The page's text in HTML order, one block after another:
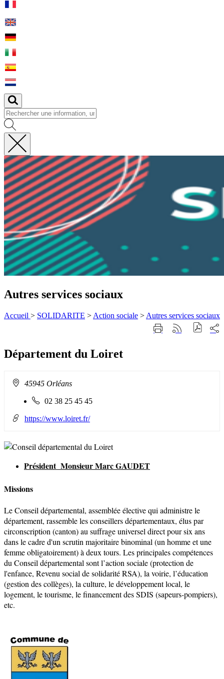
Fermer
la
recherche
Autres services sociaux
Accueil > SOLIDARITE > Action sociale > Autres services sociaux
ImprimerGénérer
sur
Département du Loiret
Adresse45945 Orléans
Téléphone
:
02 38 25 45 45
https://www.loiret.fr/
Président Monsieur Marc GAUDET
Missions
Le Conseil départemental, assemblée élective qui administre le
département, rassemble les conseillers départementaux, élus par
circonscription (canton) au suffrage universel direct pour six ans
dans le cadre d'un scrutin majoritaire binominal (un homme et une
femme obligatoirement) à deux tours. Les principales compétences
du Conseil départemental sont l’action sociale (protection de
l'enfance, Revenu social de solidarité RSA), la voirie, l’éducation
(gestion des collèges), la culture, le développement local, le
logement, le tourisme, le financement des SDIS (sapeurs-pompiers),
etc.